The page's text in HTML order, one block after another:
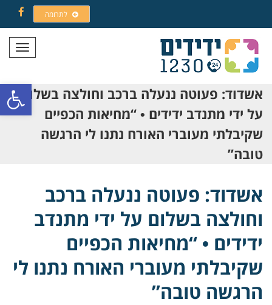
פתח
לתרומה
תפריט
אשדוד: פעוטה ננעלה ברכב וחולצה בשלום
על ידי מתנדב ידידים • “מחיאות הכפיים
שקיבלתי מעוברי האורח נתנו לי הרגשה
טובה”
אשדוד: פעוטה ננעלה ברכב
וחולצה בשלום על ידי מתנדב
ידידים • “מחיאות הכפיים
שקיבלתי מעוברי האורח נתנו לי
הרגשה טובה”